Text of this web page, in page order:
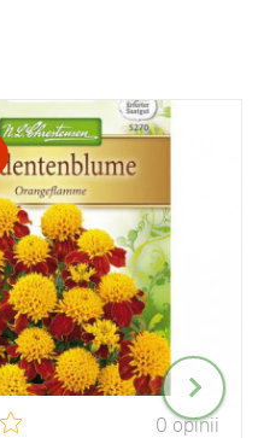
0 opinii